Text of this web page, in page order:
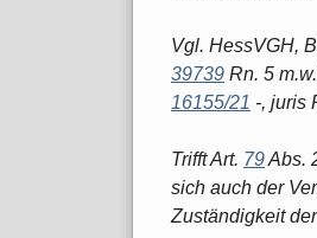
Vgl. HessVGH,
39739 Rn. 5
16155/21 -, juris
Trifft Art. 79Abs.
sich auch der
Zuständigkeit